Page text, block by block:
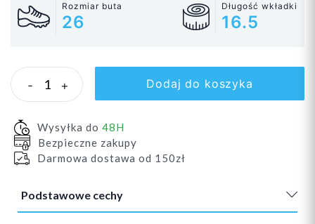
Rozmiar buta
26
Długość wkładki
16.5
- + Dodaj do koszyka
Wysyłka do 48H
Bezpieczne zakupy
Darmowa dostawa od 150zł
Podstawowe cechy